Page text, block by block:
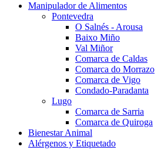
Manipulador de Alimentos
Pontevedra
O Salnés - Arousa
Baixo Miño
Val Miñor
Comarca de Caldas
Comarca do Morrazo
Comarca de Vigo
Condado-Paradanta
Lugo
Comarca de Sarria
Comarca de Quiroga
Bienestar Animal
Alérgenos y Etiquetado